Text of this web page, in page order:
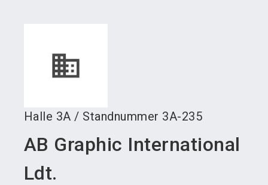
Halle 3A / Standnummer 3A-235
AB Graphic International
Ldt.